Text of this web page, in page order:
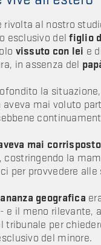
rivolta al nostro
esclusivo delfiglio
vissuto con lei e
in assenza del
la
aveva mai voluto
mai
costringendo la
per provvedere alle
geografica
e il meno rilevante,
tribunale per
del minore.